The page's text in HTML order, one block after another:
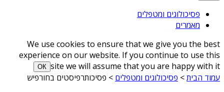
פסיכולוגים ומטפלים
מאמרים
We use cookies to ensure that we give you the best
experience on our website. If you continue to use this
site we will assume that you are happy with it
ОК
עמוד הבית> פסיכולוגים ומטפלים > פסיכותרפיסטים בחורפיש